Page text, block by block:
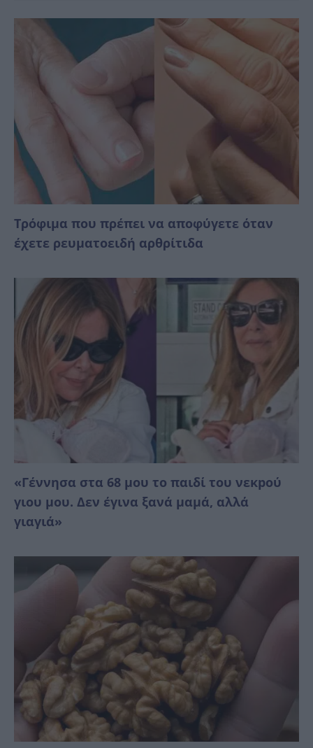
Τρόφιμα που πρέπει να αποφύγετε όταν
έχετε ρευματοειδή αρθρίτιδα
«Γέννησα στα 68 μου το παιδί του νεκpού
γιου μου. Δεν έγινα ξανά μαμά, αλλά
γιαγιά»